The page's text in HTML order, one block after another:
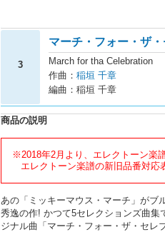
3
マーチ・フォー・ザ
March for tha Celebration
作曲： 稲垣 千章
編曲：稲垣 千章
商品の説明
※2018年2月より、エレクトーン楽
エレクトーン楽譜の新旧品番対応
あの「ミッキーマウス・マーチ」がブ
秀逸の作! かつて5セレクションズ曲集
ジナル曲「マーチ・フォー・ザ・セレ